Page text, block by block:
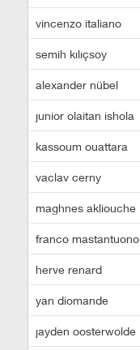
vincenzo italiano
semih kılıçsoy
alexander nübel
junior olaitan ishola
kassoum ouattara
vaclav cerny
maghnes akliouche
franco mastantuono
herve renard
yan diomande
jayden oosterwolde